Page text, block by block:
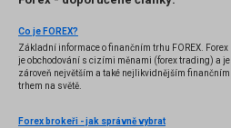
Co je FOREX?
Základní informace o finančním trhu FOREX. Forex
je obchodování s cizími měnami (forex trading) a je
zároveň největším a také nejlikvidnějším finančním
trhem na světě.
Forex brokeři - jak správně vybrat